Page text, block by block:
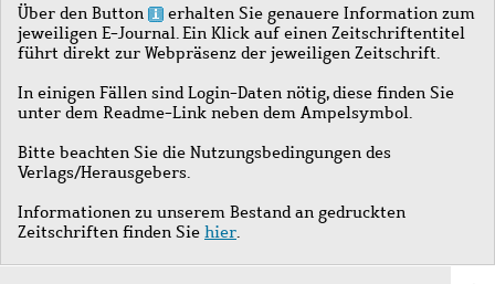
Über den Button
erhalten Sie genauere Information zum
jeweiligen E-Journal. Ein Klick auf einen Zeitschriftentitel
führt direkt zur Webpräsenz der jeweiligen Zeitschrift.
In einigen Fällen sind Login-Daten nötig, diese finden Sie
unter dem Readme-Link neben dem Ampelsymbol.
Bitte beachten Sie die Nutzungsbedingungen des
Verlags/Herausgebers.
Informationen zu unserem Bestand an gedruckten
Zeitschriften finden Sie hier.